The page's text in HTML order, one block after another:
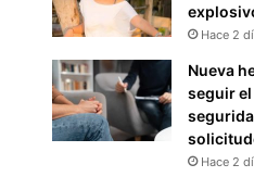
Hace 2
Nueva
seguir
Hace 2